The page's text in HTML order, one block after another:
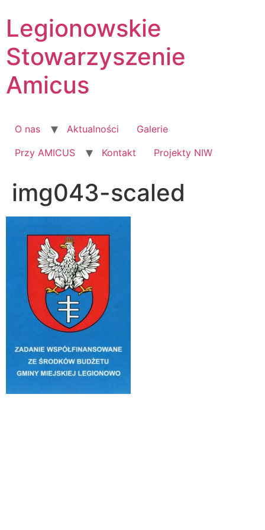
to
content
Legionowskie
Stowarzyszenie
Amicus
O nas Aktualności
Galerie
Przy AMICUS
Kontakt Projekty NIW
img043-scaled